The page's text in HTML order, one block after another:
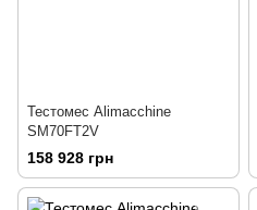
Тестомес Alimacchine
SM70FT2V
158 928 грн